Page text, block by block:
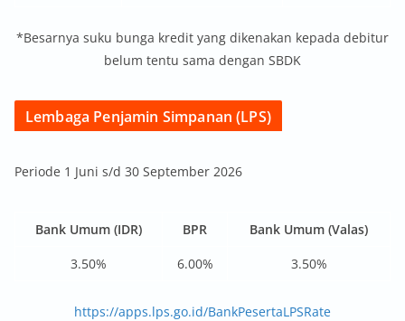
*Besarnya suku bunga kredit yang dikenakan kepada debitur
belum tentu sama dengan SBDK
Lembaga Penjamin Simpanan (LPS)
Periode 1 Juni s/d 30 September 2026
Bank Umum (IDR) BPR
Bank Umum (Valas)
3.50%
6.00% 3.50%
https://apps.lps.go.id/BankPesertaLPSRate